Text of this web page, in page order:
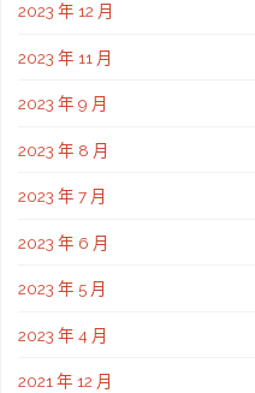
2023 年 12 月
2023 年 11 月
2023 年 9 月
2023 年 8 月
2023 年 7 月
2023 年 6 月
2023 年 5 月
2023 年 4 月
2021 年 12 月